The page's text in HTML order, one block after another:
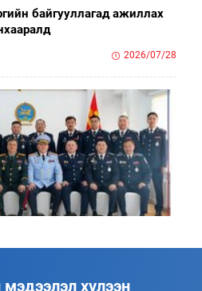
байгууллагад ажиллах
2026/07/28
удирдлагуудад
2026/07/08
хүлээн